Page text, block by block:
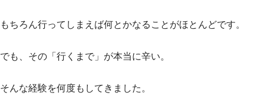
もちろん行ってしまえば何とかなることがほとんどです。
でも、その「行くまで」が本当に辛い。
そんな経験を何度もしてきました。